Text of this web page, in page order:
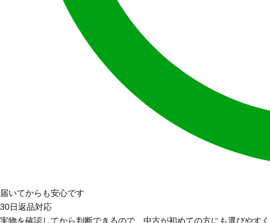
届いてからも安心です
30日返品対応
実物を確認してから判断できるので、中古が初めての方にも選びやす